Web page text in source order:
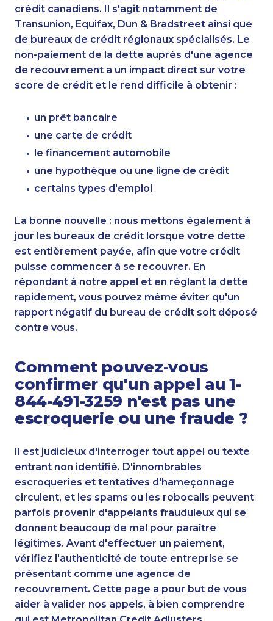
crédit canadiens. Il s'agit notamment de
Transunion, Equifax, Dun & Bradstreet ainsi que
de bureaux de crédit régionaux spécialisés. Le
non-paiement de la dette auprès d'une agence
de recouvrement a un impact direct sur votre
score de crédit et le rend difficile à obtenir :
un prêt bancaire
une carte de crédit
le financement automobile
une hypothèque ou une ligne de crédit
certains types d'emploi
La bonne nouvelle : nous mettons également à
jour les bureaux de crédit lorsque votre dette
est entièrement payée, afin que votre crédit
puisse commencer à se recouvrer. En
répondant à notre appel et en réglant la dette
rapidement, vous pouvez même éviter qu'un
rapport négatif du bureau de crédit soit déposé
contre vous.
Comment pouvez-vous
confirmer qu'un appel au 1-
844-491-3259 n'est pas une
escroquerie ou une fraude ?
Il est judicieux d'interroger tout appel ou texte
entrant non identifié. D'innombrables
escroqueries et tentatives d'hameçonnage
circulent, et les spams ou les robocalls peuvent
parfois provenir d'appelants frauduleux qui se
donnent beaucoup de mal pour paraître
légitimes. Avant d'effectuer un paiement,
vérifiez l'authenticité de toute entreprise se
présentant comme une agence de
recouvrement. Cette page a pour but de vous
aider à valider nos appels, à bien comprendre